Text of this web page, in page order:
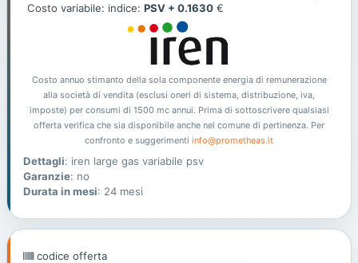
Costo variabile: indice: PSV + 0.1630 €
Costo annuo stimanto della sola componente energia di remunerazione
alla società di vendita (esclusi oneri di sistema, distribuzione, iva,
imposte) per consumi di 1500 mc annui. Prima di sottoscrivere qualsiasi
offerta verifica che sia disponibile anche nel comune di pertinenza. Per
confronto e suggerimenti info@prometheas.it
Dettagli: iren large gas variabile psv
Garanzie: no
Durata in mesi: 24 mesi
codice offerta